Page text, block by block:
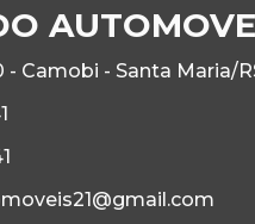
- Camobi - Santa Maria/